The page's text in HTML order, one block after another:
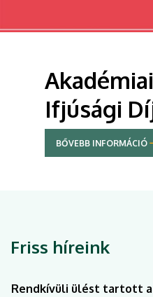
számára
Friss híreink
Rendkívüli ülést tartott a